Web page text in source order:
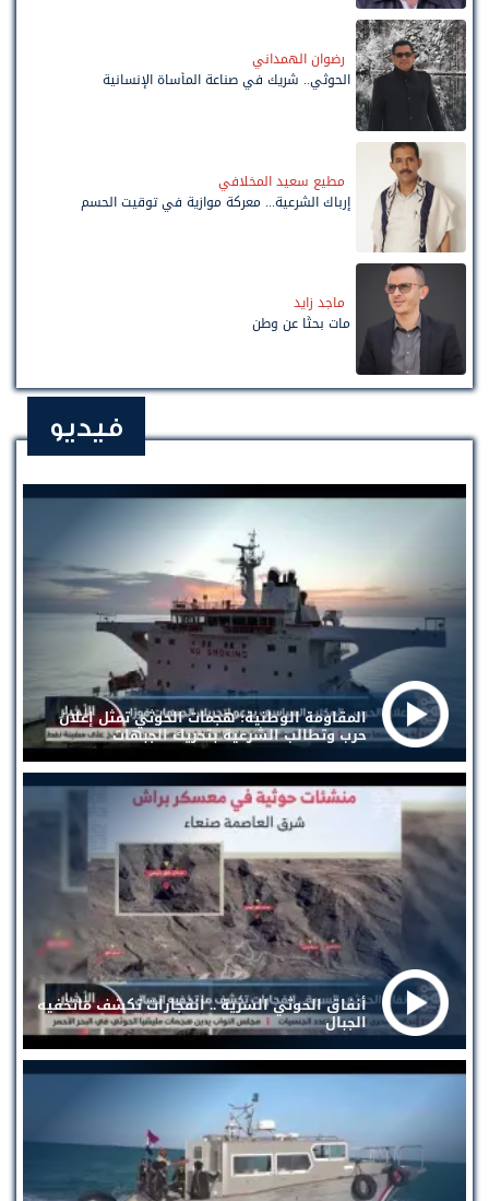
رضوان الهمداني
الحوثي.. شريك في صناعة المأساة الإنسانية
مطيع سعيد المخلافي
إرباك الشرعية... معركة موازية في توقيت الحسم
ماجد زايد
مات بحثًا عن وطن
فيديو
المقاومة الوطنية: هجمات الحوثي تمثل إعلان
حرب وتطالب الشرعية بتحريك الجبهات
أنفاق الحوثي السرية .. انفجارات تكشف ماتخفيه
الجبال